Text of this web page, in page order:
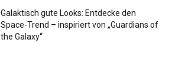
Galaktisch gute Looks: Entdecke den
Space-Trend – inspiriert von „Guardians of
the Galaxy“